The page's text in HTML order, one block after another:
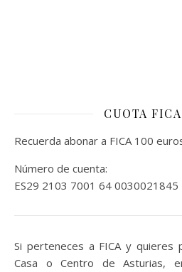
CUOTA
Recuerda abonar a FICA 100
Número de cuenta:
ES29 2103 7001 64 0030021845
Si perteneces a FICA y quieres
Casa o Centro de Asturias,